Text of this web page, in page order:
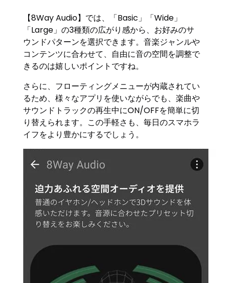
【8Way Audio】では、「Basic」「Wide」
「Large」の3種類の広がり感から、お好みのサ
ウンドパターンを選択できます。音楽ジャンルや
コンテンツに合わせて、自由に音の空間を調整で
きるのは嬉しいポイントですね。
さらに、フローティングメニューが内蔵されてい
るため、様々なアプリを使いながらでも、楽曲や
サウンドトラックの再生中にON/OFFを簡単に切
り替えられます。この手軽さも、毎日のスマホラ
イフをより豊かにするでしょう。